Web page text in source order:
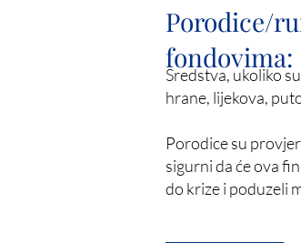
Porodice/
fondovima:
Sredstva, ukoliko
hrane, lijekova,
Porodice su
sigurni da će ova
do krize i poduzeli